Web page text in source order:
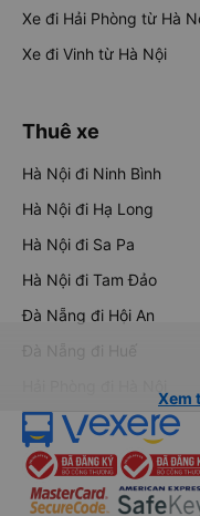
Xe đi Hải Phòng từ Hà
Xe đi Vinh từ Hà Nội
Thuê xe
Hà Nội đi Ninh Bình
Hà Nội đi Hạ Long
Hà Nội đi Sa Pa
Hà Nội đi Tam Đảo
Đà Nẵng đi Hội An
Đà Nẵng đi Huế
Xem